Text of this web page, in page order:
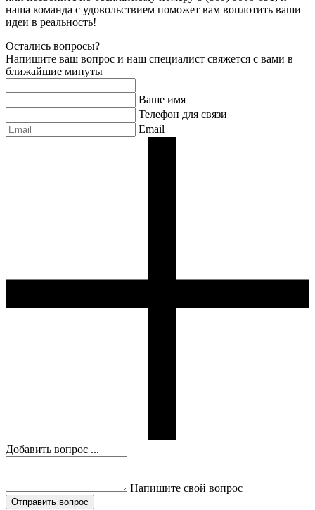
наша команда с удовольствием поможет вам воплотить ваши
идеи в реальность!
Остались вопросы?
Напишите ваш вопрос и наш специалист свяжется с вами в
ближайшие минуты
Ваше имя
Телефон для связи
Email
Добавить вопрос ...
Напишите свой вопрос
Отправить вопрос